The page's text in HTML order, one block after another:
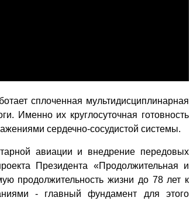
сплоченная мультидисциплинарная
Именно их круглосуточная готовность
сердечно-сосудистой системы.
авиации и внедрение передовых
Президента «Продолжительная и
продолжительность жизни до 78 лет к
- главный фундамент для этого